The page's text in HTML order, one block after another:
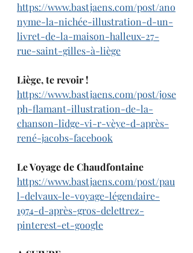
https://www.bastjaens.com/post/ano
nyme-la-nichée-illustration-d-un-
livret-de-la-maison-halleux-27-
rue-saint-gilles-à-liège
Liège, te revoir !
https://www.bastjaens.com/post/jose
ph-flamant-illustration-de-la-
chanson-lîdge-vi-r-vèye-d-après-
rené-jacobs-facebook
Le Voyage de Chaudfontaine
https://www.bastjaens.com/post/pau
l-delvaux-le-voyage-légendaire-
1974-d-après-gros-delettrez-
pinterest-et-google